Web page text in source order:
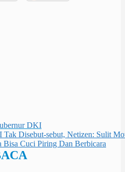
DKI
Disebut-sebut, Netizen: Sulit
Bisa Cuci Piring Dan Berbicara